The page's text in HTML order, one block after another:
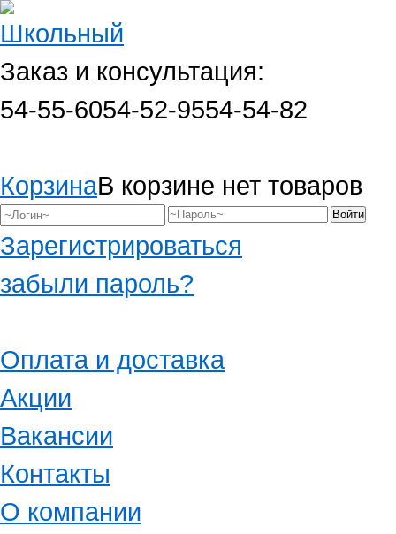
Заказ и консультация:
54-55-6054-52-9554-54-82
КорзинаВ корзине нет товаров
Зарегистрироваться
забыли пароль?
Оплата и доставка
Акции
Вакансии
Контакты
О компании